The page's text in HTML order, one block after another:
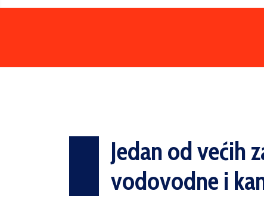
Jedan od većih
vodovodne i